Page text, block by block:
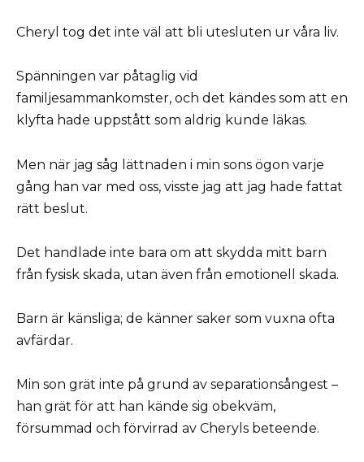
Cheryl tog det inte väl att bli utesluten ur våra liv.
Spänningen var påtaglig vid
familjesammankomster, och det kändes som att en
klyfta hade uppstått som aldrig kunde läkas.
Men när jag såg lättnaden i min sons ögon varje
gång han var med oss, visste jag att jag hade fattat
rätt beslut.
Det handlade inte bara om att skydda mitt barn
från fysisk skada, utan även från emotionell skada.
Barn är känsliga; de känner saker som vuxna ofta
avfärdar.
Min son grät inte på grund av separationsångest –
han grät för att han kände sig obekväm,
försummad och förvirrad av Cheryls beteende.